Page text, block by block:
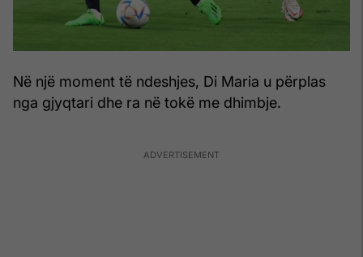
Në një moment të ndeshjes, Di Maria u përplas
nga gjyqtari dhe ra në tokë me dhimbje.